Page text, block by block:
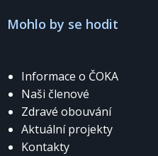
Mohlo by se hodit
Informace o ČOKA
Naši členové
Zdravé obouvání
Aktuální projekty
Kontakty